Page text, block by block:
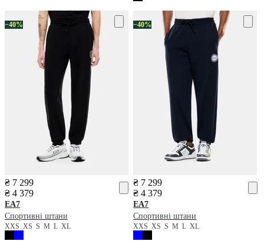
−40%
₴ 7 299
₴ 4 379
EA7
Спортивні штани
XXS XS S M L XL
−40%
₴ 7 299
₴ 4 379
EA7
Спортивні штани
XXSXSSMLXL